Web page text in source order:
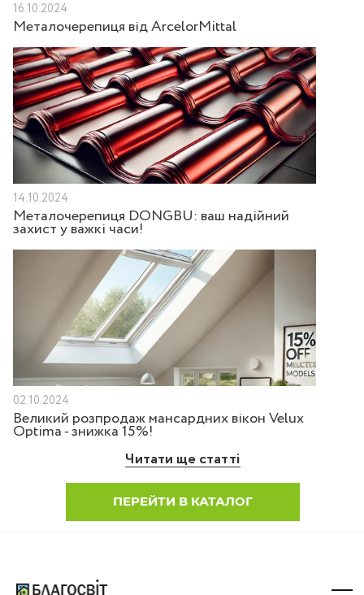
16.10.2024
Металочерепиця від ArcelorMittal
14.10.2024
Металочерепиця DONGBU: ваш надійний
захист у важкі часи!
02.10.2024
Великий розпродаж мансардних вікон Velux
Optima - знижка 15%!
Читати ще статті
ПЕРЕЙТИ В КАТАЛОГ